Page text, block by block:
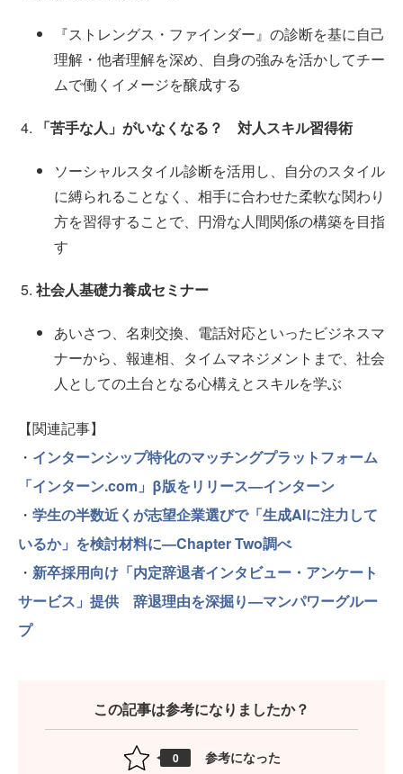
『ストレングス・ファインダー』の診断を基に自己
理解・他者理解を深め、自身の強みを活かしてチー
ムで働くイメージを醸成する
「苦手な人」がいなくなる？ 対人スキル習得術
ソーシャルスタイル診断を活用し、自分のスタイル
に縛られることなく、相手に合わせた柔軟な関わり
方を習得することで、円滑な人間関係の構築を目指
す
社会人基礎力養成セミナー
あいさつ、名刺交換、電話対応といったビジネスマ
ナーから、報連相、タイムマネジメントまで、社会
人としての土台となる心構えとスキルを学ぶ
【関連記事】
・ インターンシップ特化のマッチングプラットフォーム
「インターン.com」β版をリリース—インターン
・ 学生の半数近くが志望企業選びで「生成AIに注力して
いるか」を検討材料に—Chapter Two調べ
・ 新卒採用向け「内定辞退者インタビュー・アンケート
サービス」提供 辞退理由を深掘り—マンパワーグルー
プ
この記事は参考になりましたか？
0 参考になった